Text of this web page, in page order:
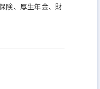
険、厚生年金、財